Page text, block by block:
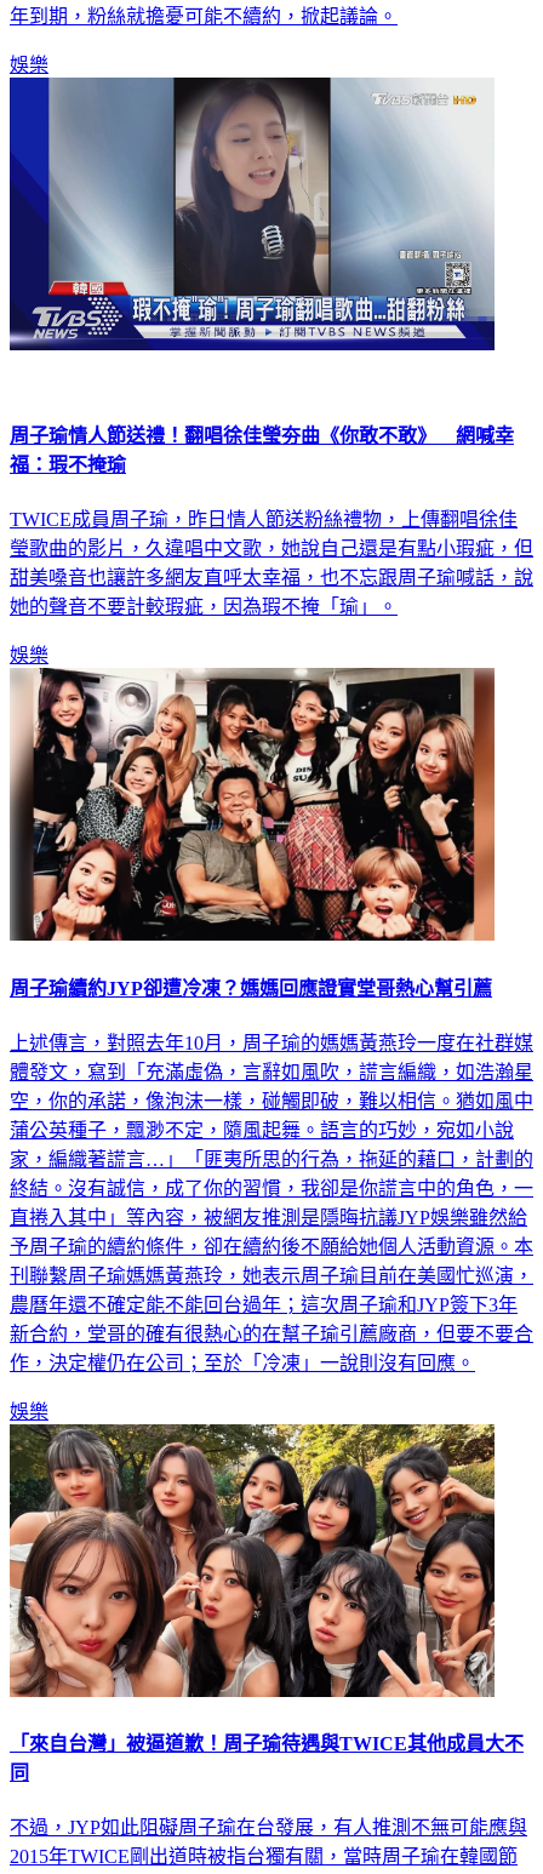
年到期，粉絲就擔憂可能不續約，掀起議論。
娛樂
周子瑜情人節送禮！翻唱徐佳瑩夯曲《你敢不敢》 網喊幸
福：瑕不掩瑜
TWICE成員周子瑜，昨日情人節送粉絲禮物，上傳翻唱徐佳
瑩歌曲的影片，久違唱中文歌，她說自己還是有點小瑕疵，但
甜美嗓音也讓許多網友直呼太幸福，也不忘跟周子瑜喊話，說
她的聲音不要計較瑕疵，因為瑕不掩「瑜」。
娛樂
周子瑜續約JYP卻遭冷凍？媽媽回應證實堂哥熱心幫引薦
上述傳言，對照去年10月，周子瑜的媽媽黃燕玲一度在社群媒
體發文，寫到「充滿虛偽，言辭如風吹，謊言編織，如浩瀚星
空，你的承諾，像泡沫一樣，碰觸即破，難以相信。猶如風中
蒲公英種子，飄渺不定，隨風起舞。語言的巧妙，宛如小說
家，編織著謊言…」「匪夷所思的行為，拖延的藉口，計劃的
終結。沒有誠信，成了你的習慣，我卻是你謊言中的角色，一
直捲入其中」等內容，被網友推測是隱晦抗議JYP娛樂雖然給
予周子瑜的續約條件，卻在續約後不願給她個人活動資源。本
刊聯繫周子瑜媽媽黃燕玲，她表示周子瑜目前在美國忙巡演，
農曆年還不確定能不能回台過年；這次周子瑜和JYP簽下3年
新合約，堂哥的確有很熱心的在幫子瑜引薦廠商，但要不要合
作，決定權仍在公司；至於「冷凍」一說則沒有回應。
娛樂
「來自台灣」被逼道歉！周子瑜待遇與TWICE其他成員大不
同
不過，JYP如此阻礙周子瑜在台發展，有人推測不無可能應與
2015年TWICE剛出道時被指台獨有關，當時周子瑜在韓國節